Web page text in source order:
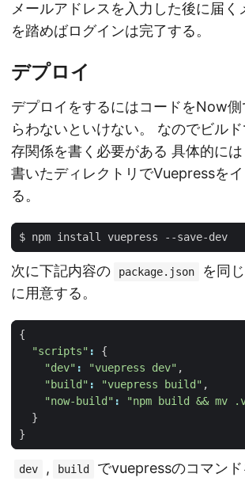
メールアドレスを入力した後に届く
を踏めばログインは完了する。
デプロイ
デプロイをするにはコードをNow側
らわないといけない。 なのでビル
存関係を書く必要がある 具体的には
書いたディレクトリでVuepressを
る。
次に下記内容の package.json
を同
に用意する。
{
"scripts" :
{
"dev" : "vuepress dev" ,
"build" : "vuepress build" ,
"now-build" :
"npm build && mv
}
}
dev , build
でvuepressのコマン